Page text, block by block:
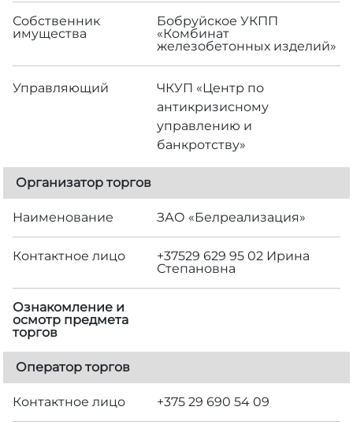
Собственник
имущества
Бобруйское УКПП
«Комбинат
железобетонных изделий»
Управляющий
ЧКУП «Центр по
антикризисному
управлению и
банкротству»
Организатор торгов
Наименование ЗАО «Белреализация»
Контактное лицо
+37529 629 95 02 Ирина
Степановна
Ознакомление и
осмотр предмета
торгов
Оператор торгов
Контактное лицо +375 29 690 54 09